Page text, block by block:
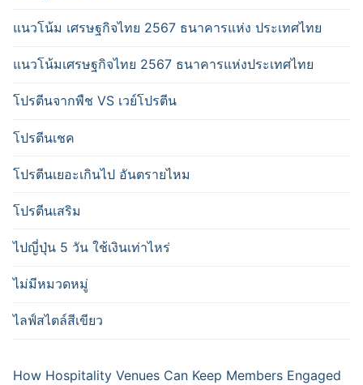
แนวโน้ม เศรษฐกิจไทย 2567 ธนาคารแห่ง ประเทศไทย
แนวโน้มเศรษฐกิจไทย 2567 ธนาคารแห่งประเทศไทย
โปรตีนจากพืช VS เวย์โปรตีน
โปรตีนเชค
โปรตีนเยอะเกินไป อันตรายไหม
โปรตีนเสริม
ไปญี่ปุ่น 5 วัน ใช้เงินเท่าไหร่
ไม่มีหมวดหมู่
ไลฟ์สไตล์สีเขียว
How Hospitality Venues Can Keep Members Engaged